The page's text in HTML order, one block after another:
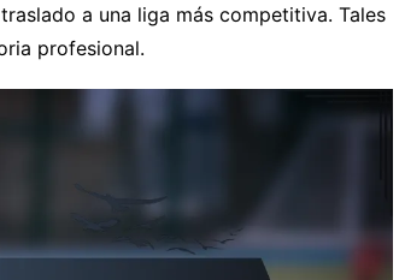
a una liga más competitiva. Tales
profesional.